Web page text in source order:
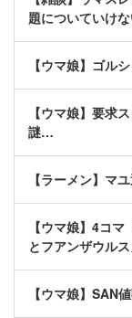
題についていけ
【ウマ娘】ゴル
【ウマ娘】要求
謎…
【ラーメン】マ
【ウマ娘】4コ
とフアンザウルス
【ウマ娘】SAN